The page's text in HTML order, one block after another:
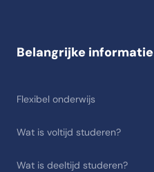
Belangrijke informatie
Flexibel onderwijs
Wat is voltijd studeren?
Wat is deeltijd studeren?